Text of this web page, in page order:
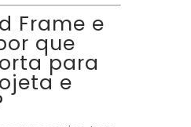
Frame e
que
para
e